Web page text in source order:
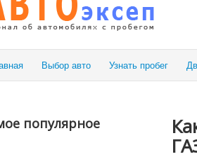
Выбор авто Узнать пробег
популярное